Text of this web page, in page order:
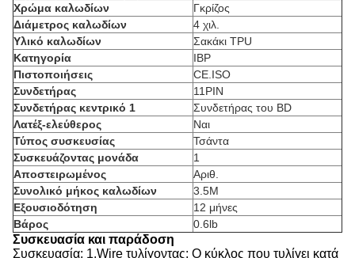
Χρώμα καλωδίων
Γκρίζος
Διάμετρος καλωδίων
4 χιλ.
Υλικό καλωδίων
Σακάκι TPU
Κατηγορία
IBP
Πιστοποιήσεις
CE.ISO
Συνδετήρας
11PIN
Συνδετήρας κεντρικό 1
Συνδετήρας του BD
Λατέξ-ελεύθερος
Ναι
Τύπος συσκευσίας
Τσάντα
Συσκευάζοντας μονάδα
1
Αποστειρωμένος
Αριθ.
Συνολικό μήκος καλωδίων
3.5M
Εξουσιοδότηση
12 μήνες
Βάρος
0.6lb
Συσκευασία και παράδοση
Συσκευασία: 1.Wire τυλίγοντας: Ο κύκλος που τυλίγει κατά